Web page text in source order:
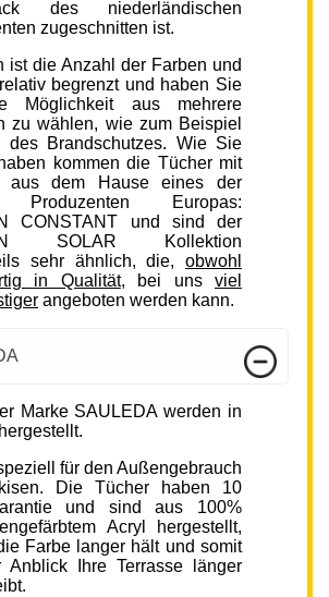
des niederländischen
zugeschnitten ist.
ist die Anzahl der Farben und
begrenzt und haben Sie
Möglichkeit aus mehrere
zu wählen, wie zum Beispiel
des Brandschutzes. Wie Sie
kommen die Tücher mit
aus dem Hause eines der
Produzenten Europas:
CONSTANT und sind der
SOLAR Kollektion
sehr ähnlich, die, obwohl
in Qualität, bei unsviel
angeboten werden kann.
Marke SAULEDA werden in
für den Außengebrauch
Die Tücher haben 10
und sind aus 100%
Acryl hergestellt,
Farbe langer hält und somit
Anblick Ihre Terrasse länger